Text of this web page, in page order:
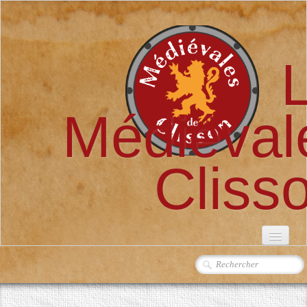
L'ASSOCIATION▼